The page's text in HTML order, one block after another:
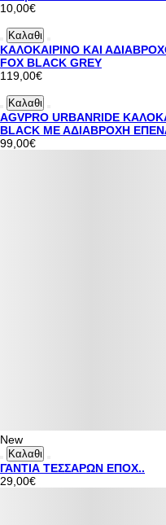
10,00€
Καλαθι
ΚΑΛΟΚΑΙΡΙΝΟ ΚΑΙ
FOX BLACK GREY
119,00€
Καλαθι
AGVPRO URBANRIDE
BLACK ΜΕ ΑΔΙΑΒΡΟΧΗ
99,00€
New
Καλαθι
ΓΑΝΤΙΑ ΤΕΣΣΑΡΩΝ ΕΠΟΧ..
29,00€